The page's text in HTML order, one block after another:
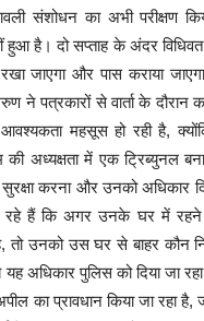
संशोधन का अभी परीक्षण
हुआ है। दो सप्ताह के अंदर
जाएगा और पास कराया
ने पत्रकारों से वार्ता के दौरान
आवश्यकता महसूस हो रही है,
अध्यक्षता में एक ट्रिब्युनल
सुरक्षा करना और उनको अधिकार
रहे हैं कि अगर उनके घर में रहने
उनको उस घर से बाहर कौन
अधिकार पुलिस को दिया जा
का प्रावधान किया जा रहा